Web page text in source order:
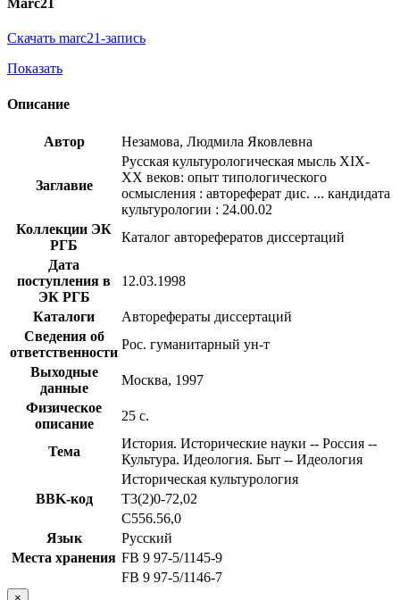
Marc21
Скачать marc21-запись
Показать
Описание
Автор Незамова, Людмила Яковлевна
Заглавие
Русская культурологическая мысль XIX-
XX веков: опыт типологического
осмысления : автореферат дис. ... кандидата
культурологии : 24.00.02
Коллекции ЭК
РГБ
Каталог авторефератов диссертаций
Дата
поступления в
ЭК РГБ
12.03.1998
Каталоги
Авторефераты диссертаций
Сведения об
ответственности
Рос. гуманитарный ун-т
Выходные
данные
Москва, 1997
Физическое
описание
25 с.
Тема
История. Исторические науки -- Россия --
Культура. Идеология. Быт -- Идеология
Историческая культурология
BBK-код
Т3(2)0-72,02
С556.56,0
Язык
Русский
Места хранения FB 9 97-5/1145-9
FB 9 97-5/1146-7